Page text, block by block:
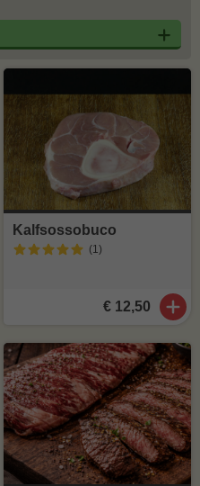
Kalfsossobuco
(1)
€ 12,50